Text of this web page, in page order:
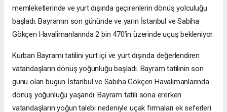
memleketlerinde ve yurt dışında geçirenlerin dönüş yolculuğu
başladı. Bayramın son gününde ve yarın İstanbul ve Sabiha
Gökçen Havalimanlarında 2 bin 470’in üzerinde uçuş bekleniyor.
Kurban Bayramı tatilini yurt içi ve yurt dışında değerlendiren
vatandaşların dönüş yoğunluğu başladı. Bayram tatilinin son
günü olan bugün İstanbul ve Sabiha Gökçen Havalimanlarında
dönüş yoğunluğu yaşandı. Bayram tatili sona ererken
vatandaşların yoğun talebi nedeniyle uçak firmaları ek seferleri